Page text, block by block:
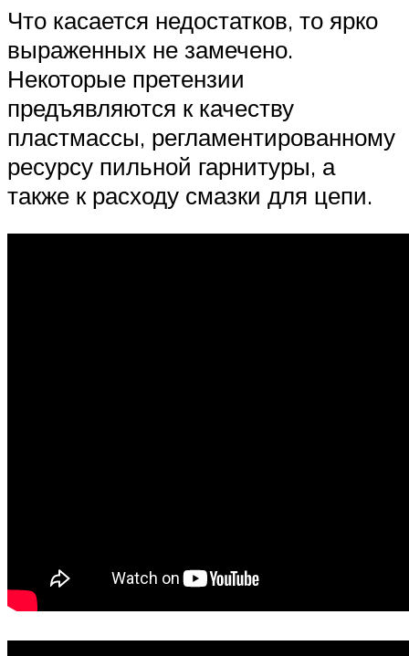
Что касается недостатков, то ярко
выраженных не замечено.
Некоторые претензии
предъявляются к качеству
пластмассы, регламентированному
ресурсу пильной гарнитуры, а
также к расходу смазки для цепи.